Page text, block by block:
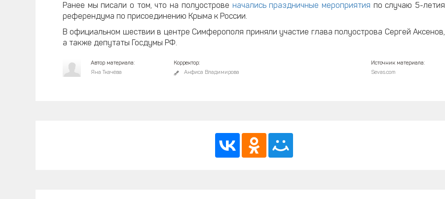
Ранее мы писали о том, что на полуострове начались праздничные мероприятия по случаю 5-летия
референдума по присоединению Крыма к России.
В официальном шествии в центре Симферополя приняли участие глава полуострова Сергей Аксенов,
а также депутаты Госдумы РФ.
Автор материала:
Яна Ткачёва
Корректор:
Анфиса Владимирова
Источник материала:
Sevas.com